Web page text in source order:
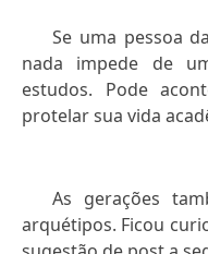
Se uma pessoa
nada impede de
estudos. Pode
protelar sua vida
As gerações
arquétipos. Ficou